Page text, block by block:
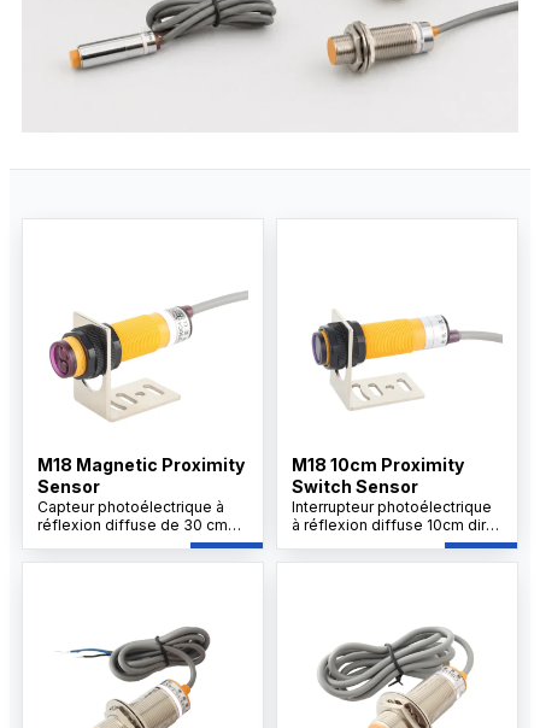
M18 Magnetic Proximity
Sensor
Capteur photoélectrique à
réflexion diffuse de 30 cm
de long, capteur à réflexion
diffuse, rétroaction, type
électroniques, relais à semi-
conducteurs, petits relais
etc... produits à usage
magnétique. L'émetteur vise
la cible et génère un faisceau
lumineux, et le récepteur
M18 10cm Proximity
Switch Sensor
Interrupteur photoélectrique
à réflexion diffuse 10cm dire
photoélectrique, points de
micro-ordinateur à puce
unique, circuit sr, compteurs
électroniques, relais à semi-
conducteurs, petits relais etc.
produits à usage
magnétique. L'émetteur vise